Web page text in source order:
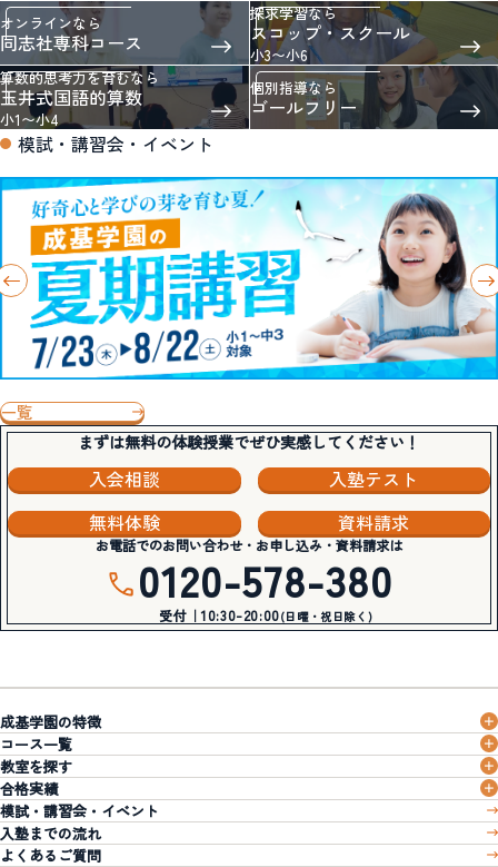
オンラインなら
同志社専科コース
探求学習なら
スコップ・スクール
小3〜小6
算数的思考力を育むなら
玉井式国語的算数
小1〜小4
個別指導なら
ゴールフリー
模試・講習会・イベント
一覧
まずは無料の体験授業でぜひ実感してください！
入会相談
入塾テスト
無料体験
資料請求
お電話でのお問い合わせ・お申し込み・資料請求は
0120-578-380
受付｜10:30-20:00(日曜・祝日除く)
成基学園の特徴
コース一覧
教室を探す
合格実績
模試・講習会・イベント
入塾までの流れ
よくあるご質問